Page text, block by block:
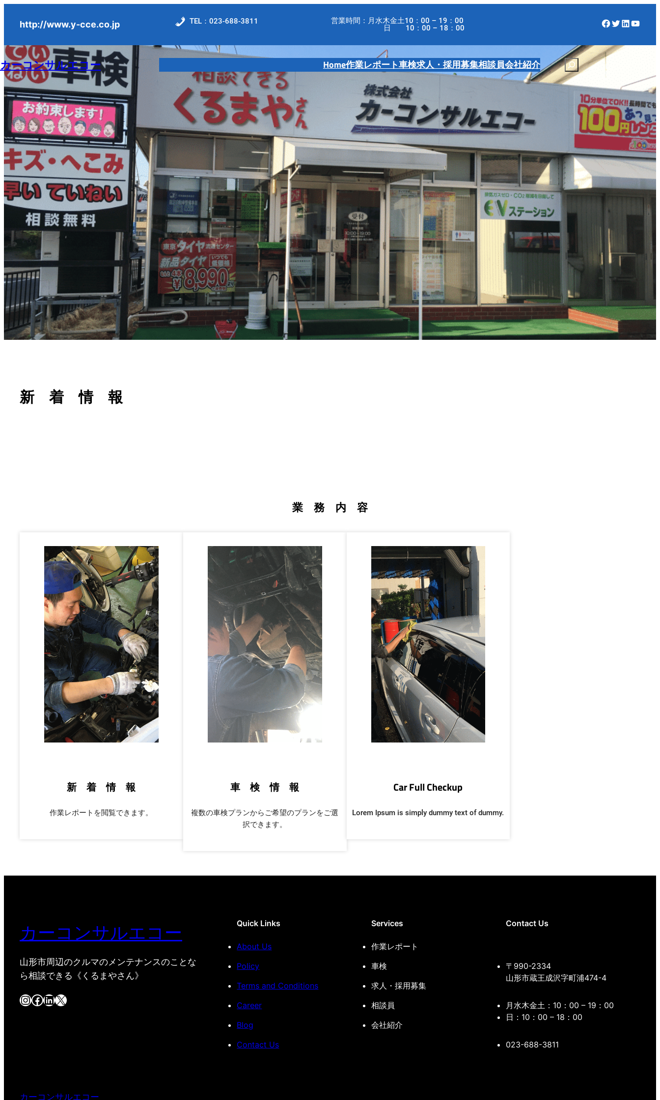
ス
キ
ッ
プ
http://www.y-cce.co.jp TEL：023-688-3811
営業時間：月水木金土10：00 – 19：00
日 10：00 – 18：00
Facebook Twitter LinkedIn YouTube
カーコンサルエコー Home作業レポート車検求人・採用募集相談員会社紹介
S
e
新 着 情 報
業 務 内 容
新 着 情 報
作業レポートを閲覧できます。
車 検 情 報
複数の車検プランからご希望のプランをご選
択できます。
Car Full Checkup
Lorem Ipsum is simply dummy text of dummy.
カーコンサルエコー
山形市周辺のクルマのメンテナンスのことな
ら相談できる《くるまやさん》
InstagramFacebook LinkedIn X
Quick Links
About Us
Policy
Terms and Conditions
Career
Blog
Contact Us
Services
作業レポート
車検
求人・採用募集
相談員
会社紹介
Contact Us
〒990-2334
山形市蔵王成沢字町浦474-4
月水木金土：10：00 – 19：00
日：10：00 – 18：00
023-688-3811
カーコンサルエコー